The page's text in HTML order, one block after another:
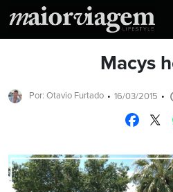
Macys
Por: Otavio Furtado 16/03/2015